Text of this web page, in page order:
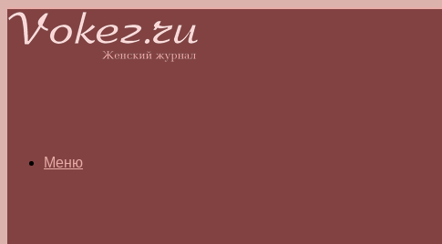
Меню